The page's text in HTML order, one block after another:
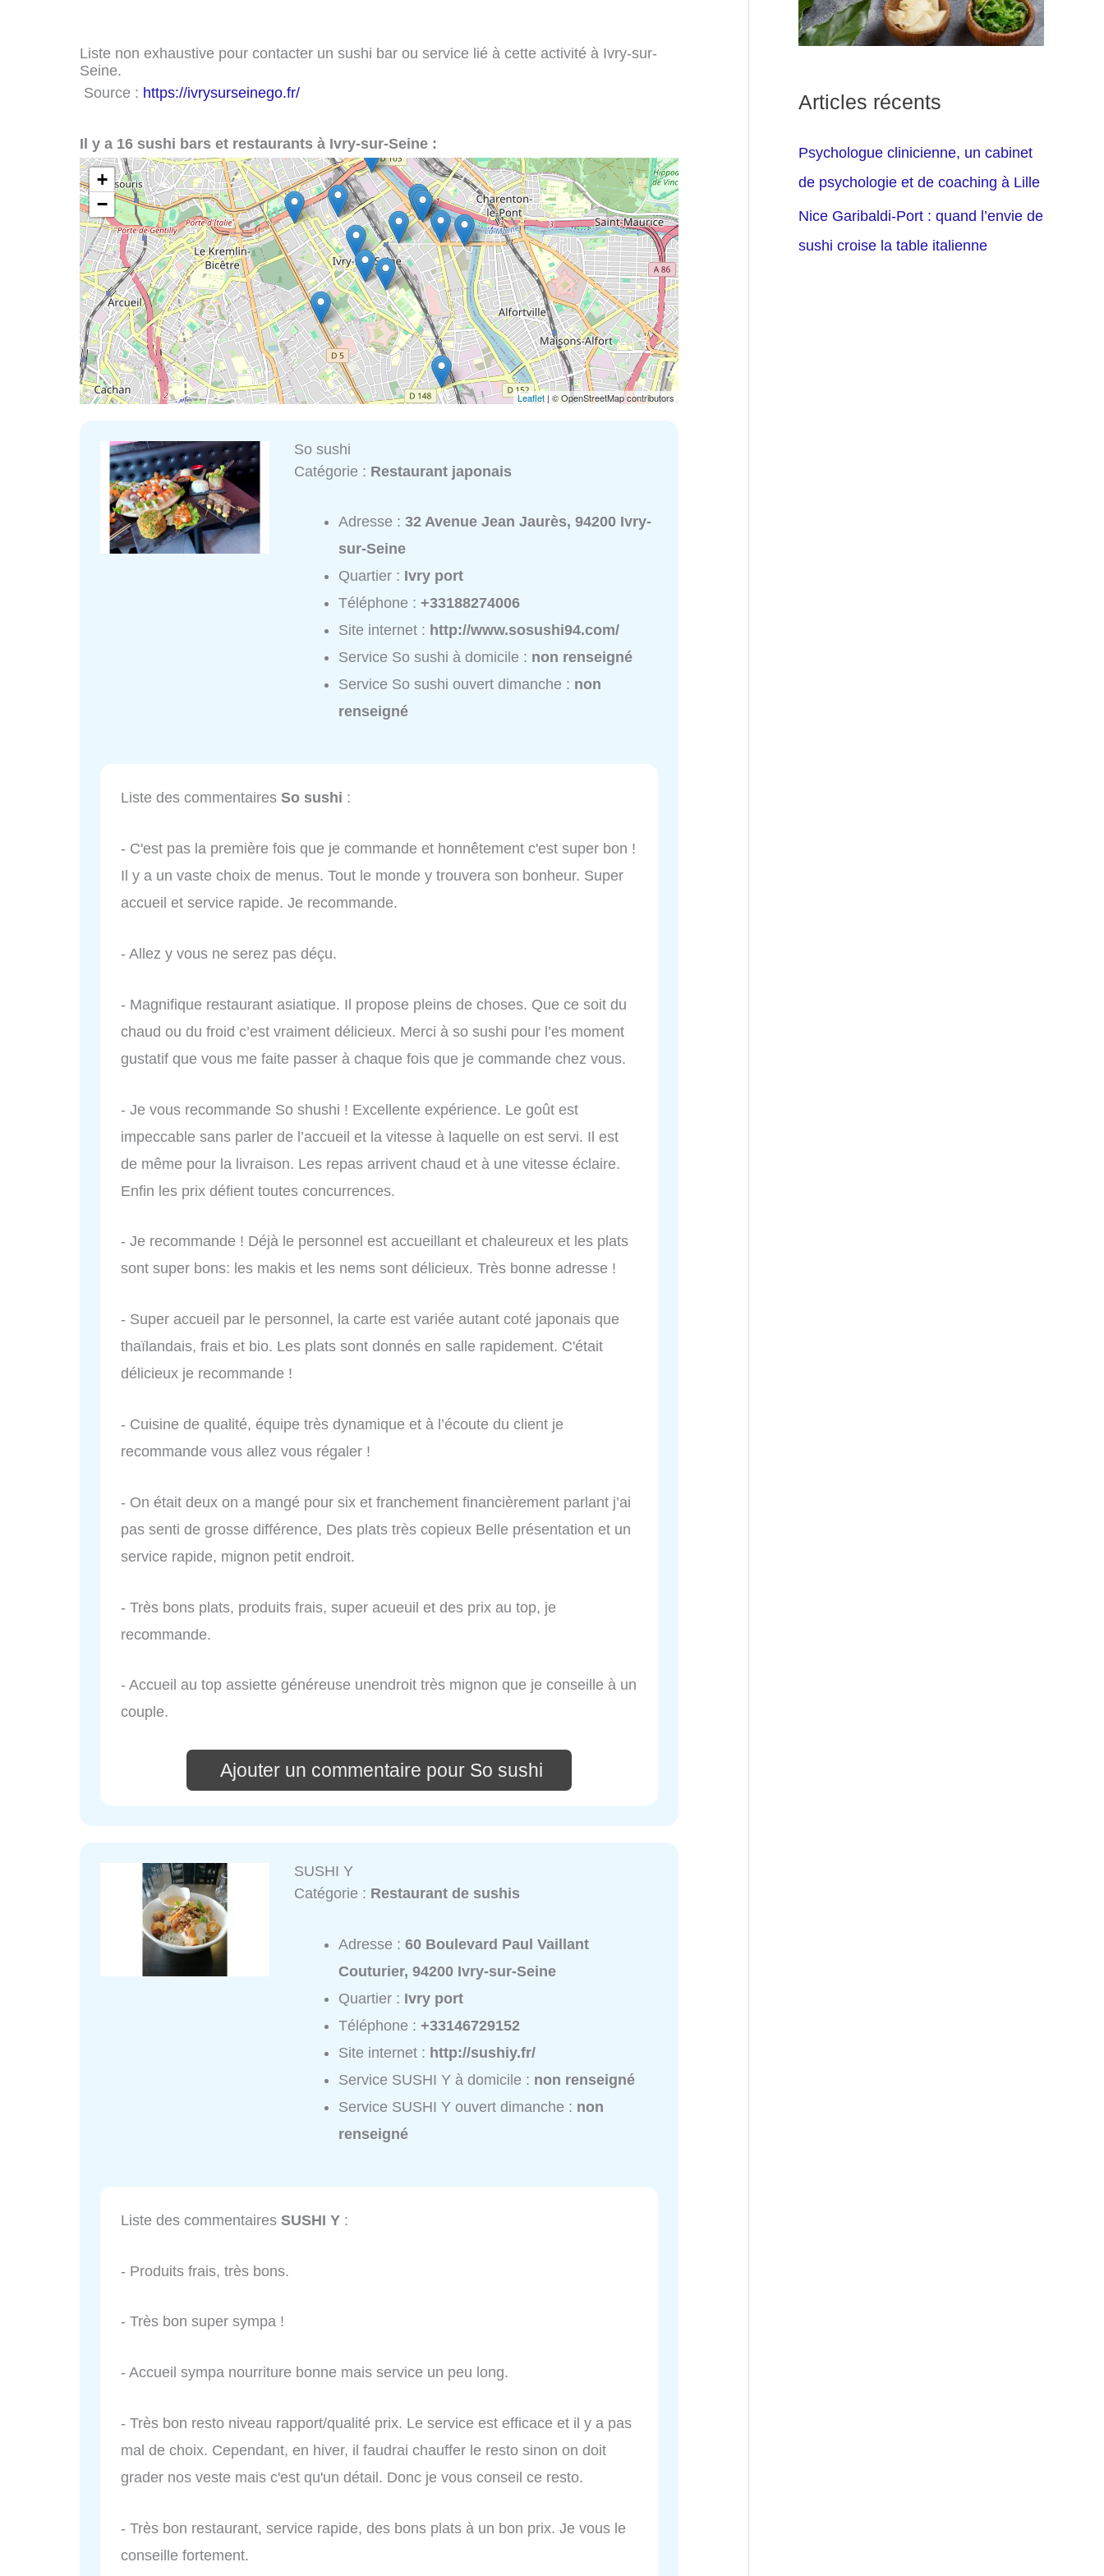
Liste non exhaustive pour contacter un sushi bar ou service lié à cette activité à Ivry-sur-
Seine.
Source : https://ivrysurseinego.fr/
Il y a 16 sushi bars et restaurants à Ivry-sur-Seine :
+
−
Leaflet| © OpenStreetMap contributors
So sushi
Catégorie : Restaurant japonais
Adresse :32 Avenue Jean Jaurès, 94200 Ivry-
sur-Seine
Quartier : Ivry port
Téléphone :+33188274006
Site internet : http://www.sosushi94.com/
Service So sushi à domicile : non renseigné
Service So sushi ouvert dimanche : non
renseigné
Liste des commentaires So sushi :
- C'est pas la première fois que je commande et honnêtement c'est super bon !
Il y a un vaste choix de menus. Tout le monde y trouvera son bonheur. Super
accueil et service rapide. Je recommande.
- Allez y vous ne serez pas déçu.
- Magnifique restaurant asiatique. Il propose pleins de choses. Que ce soit du
chaud ou du froid c’est vraiment délicieux. Merci à so sushi pour l’es moment
gustatif que vous me faite passer à chaque fois que je commande chez vous.
- Je vous recommande So shushi ! Excellente expérience. Le goût est
impeccable sans parler de l’accueil et la vitesse à laquelle on est servi. Il est
de même pour la livraison. Les repas arrivent chaud et à une vitesse éclaire.
Enfin les prix défient toutes concurrences.
- Je recommande ! Déjà le personnel est accueillant et chaleureux et les plats
sont super bons: les makis et les nems sont délicieux. Très bonne adresse !
- Super accueil par le personnel, la carte est variée autant coté japonais que
thaïlandais, frais et bio. Les plats sont donnés en salle rapidement. C'était
délicieux je recommande !
- Cuisine de qualité, équipe très dynamique et à l’écoute du client je
recommande vous allez vous régaler !
- On était deux on a mangé pour six et franchement financièrement parlant j’ai
pas senti de grosse différence, Des plats très copieux Belle présentation et un
service rapide, mignon petit endroit.
- Très bons plats, produits frais, super acueuil et des prix au top, je
recommande.
- Accueil au top assiette généreuse unendroit très mignon que je conseille à un
couple.
Ajouter un commentaire pour So sushi
SUSHI Y
Catégorie : Restaurant de sushis
Adresse :60 Boulevard Paul Vaillant
Couturier, 94200 Ivry-sur-Seine
Quartier : Ivry port
Téléphone :+33146729152
Site internet : http://sushiy.fr/
Service SUSHI Y à domicile : non renseigné
Service SUSHI Y ouvert dimanche : non
renseigné
Liste des commentaires SUSHI Y :
- Produits frais, très bons.
- Très bon super sympa !
- Accueil sympa nourriture bonne mais service un peu long.
- Très bon resto niveau rapport/qualité prix. Le service est efficace et il y a pas
mal de choix. Cependant, en hiver, il faudrai chauffer le resto sinon on doit
grader nos veste mais c'est qu'un détail. Donc je vous conseil ce resto.
- Très bon restaurant, service rapide, des bons plats à un bon prix. Je vous le
conseille fortement.
Articles récents
Psychologue clinicienne, un cabinet
de psychologie et de coaching à Lille
Nice Garibaldi-Port : quand l’envie de
sushi croise la table italienne